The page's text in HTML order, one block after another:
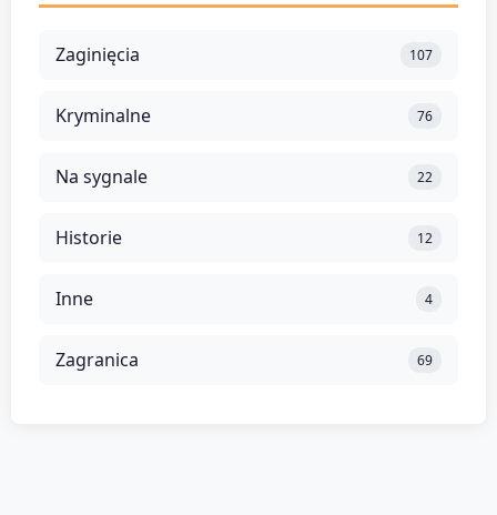
Zaginięcia 107
Kryminalne 76
Na sygnale 22
Historie 12
Inne 4
Zagranica 69